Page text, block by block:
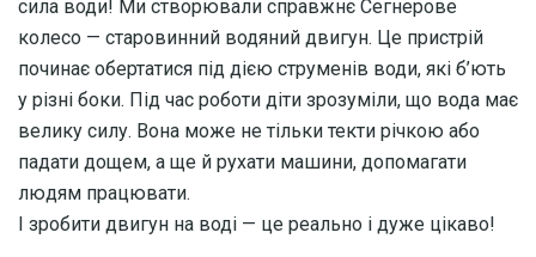
сила води! Ми створювали справжнє Сегнерове
колесо — старовинний водяний двигун. Це пристрій
починає обертатися під дією струменів води, які б’ють
у різні боки. Під час роботи діти зрозуміли, що вода має
велику силу. Вона може не тільки текти річкою або
падати дощем, а ще й рухати машини, допомагати
людям працювати.
І зробити двигун на воді — це реально і дуже цікаво!